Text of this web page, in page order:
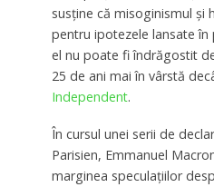
susţine că misoginismul şi
pentru ipotezele lansate
el nu poate fi îndrăgostit
25 de ani mai în vârstă
Independent.
În cursul unei serii de
Parisien, Emmanuel
marginea speculaţiilor